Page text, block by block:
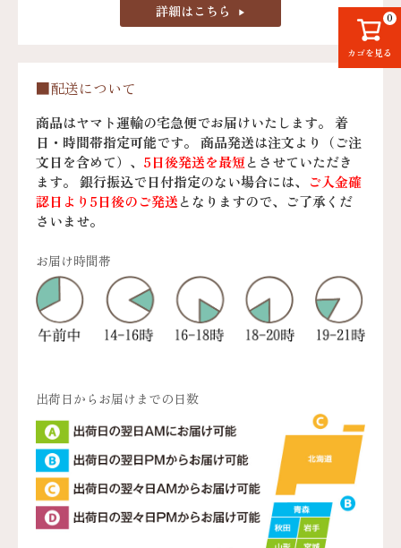
カゴを見る
0
詳細はこちら
■配送について
商品はヤマト運輸の宅急便でお届けいたします。 着
日・時間帯指定可能です。 商品発送は注文より（ご注
文日を含めて）、 5日後発送を最短とさせていただき
ます。 銀行振込で日付指定のない場合には、
ご入金確
認日より5日後のご発送となりますので、ご了承くだ
さいませ。
お届け時間帯
出荷日からお届けまでの日数